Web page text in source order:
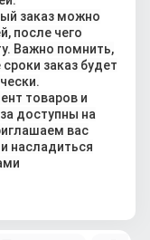
заказ можно
после чего
Важно помнить,
заказ будет
товаров и
доступны на
вас
насладиться